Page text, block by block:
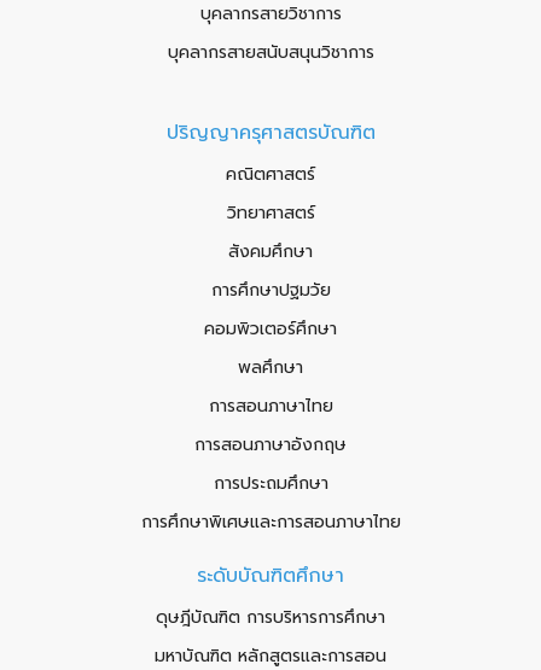
บุคลากรสายวิชาการ
บุคลากรสายสนับสนุนวิชาการ
ปริญญาครุศาสตรบัณฑิต
คณิตศาสตร์
วิทยาศาสตร์
สังคมศึกษา
การศึกษาปฐมวัย
คอมพิวเตอร์ศึกษา
พลศึกษา
การสอนภาษาไทย
การสอนภาษาอังกฤษ
การประถมศึกษา
การศึกษาพิเศษและการสอนภาษาไทย
ระดับบัณฑิตศึกษา
ดุษฎีบัณฑิต การบริหารการศึกษา
มหาบัณฑิต หลักสูตรและการสอน